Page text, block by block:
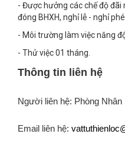
- Được hưởng các chế độ đãi
đóng BHXH, nghỉ lễ - nghỉ
- Môi trường làm việc năng
- Thử việc 01 tháng.
Thông tin liên hệ
Người liên hệ: Phòng Nhân
Email liên hệ: